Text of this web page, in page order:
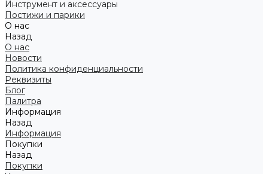
Инструмент и аксессуары
Постижи и парики
О нас
Назад
О нас
Новости
Политика конфиденциальности
Реквизиты
Блог
Палитра
Информация
Назад
Информация
Покупки
Назад
Покупки